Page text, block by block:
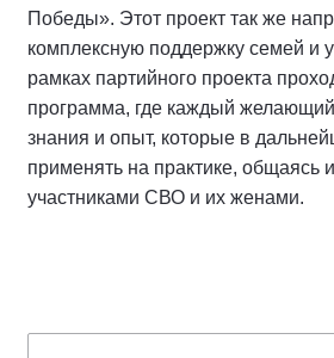
Победы». Этот проект так же
комплексную поддержку семей и
рамках партийного проекта
программа, где каждый
знания и опыт, которые в
применять на практике, общаясь
участниками СВО и их женами.